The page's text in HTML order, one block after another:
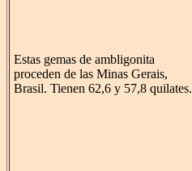
Estas gemas de ambligonita
proceden de las Minas Gerais,
Brasil. Tienen 62,6 y 57,8 quilates.